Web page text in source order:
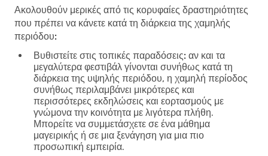
Ακολουθούν μερικές από τις κορυφαίες δραστηριότητες
που πρέπει να κάνετε κατά τη διάρκεια της χαμηλής
περιόδου:
Βυθιστείτε στις τοπικές παραδόσεις: αν και τα
μεγαλύτερα φεστιβάλ γίνονται συνήθως κατά τη
διάρκεια της υψηλής περιόδου, η χαμηλή περίοδος
συνήθως περιλαμβάνει μικρότερες και
περισσότερες εκδηλώσεις και εορτασμούς με
γνώμονα την κοινότητα με λιγότερα πλήθη.
Μπορείτε να συμμετάσχετε σε ένα μάθημα
μαγειρικής ή σε μια ξενάγηση για μια πιο
προσωπική εμπειρία.